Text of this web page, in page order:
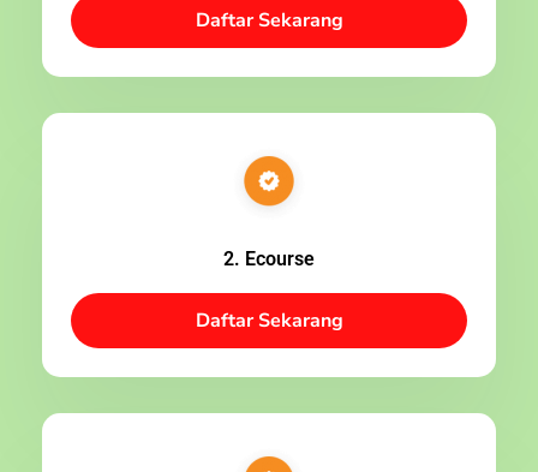
Daftar Sekarang
2. Ecourse
Daftar Sekarang